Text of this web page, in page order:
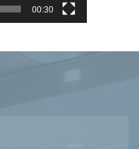
00:30